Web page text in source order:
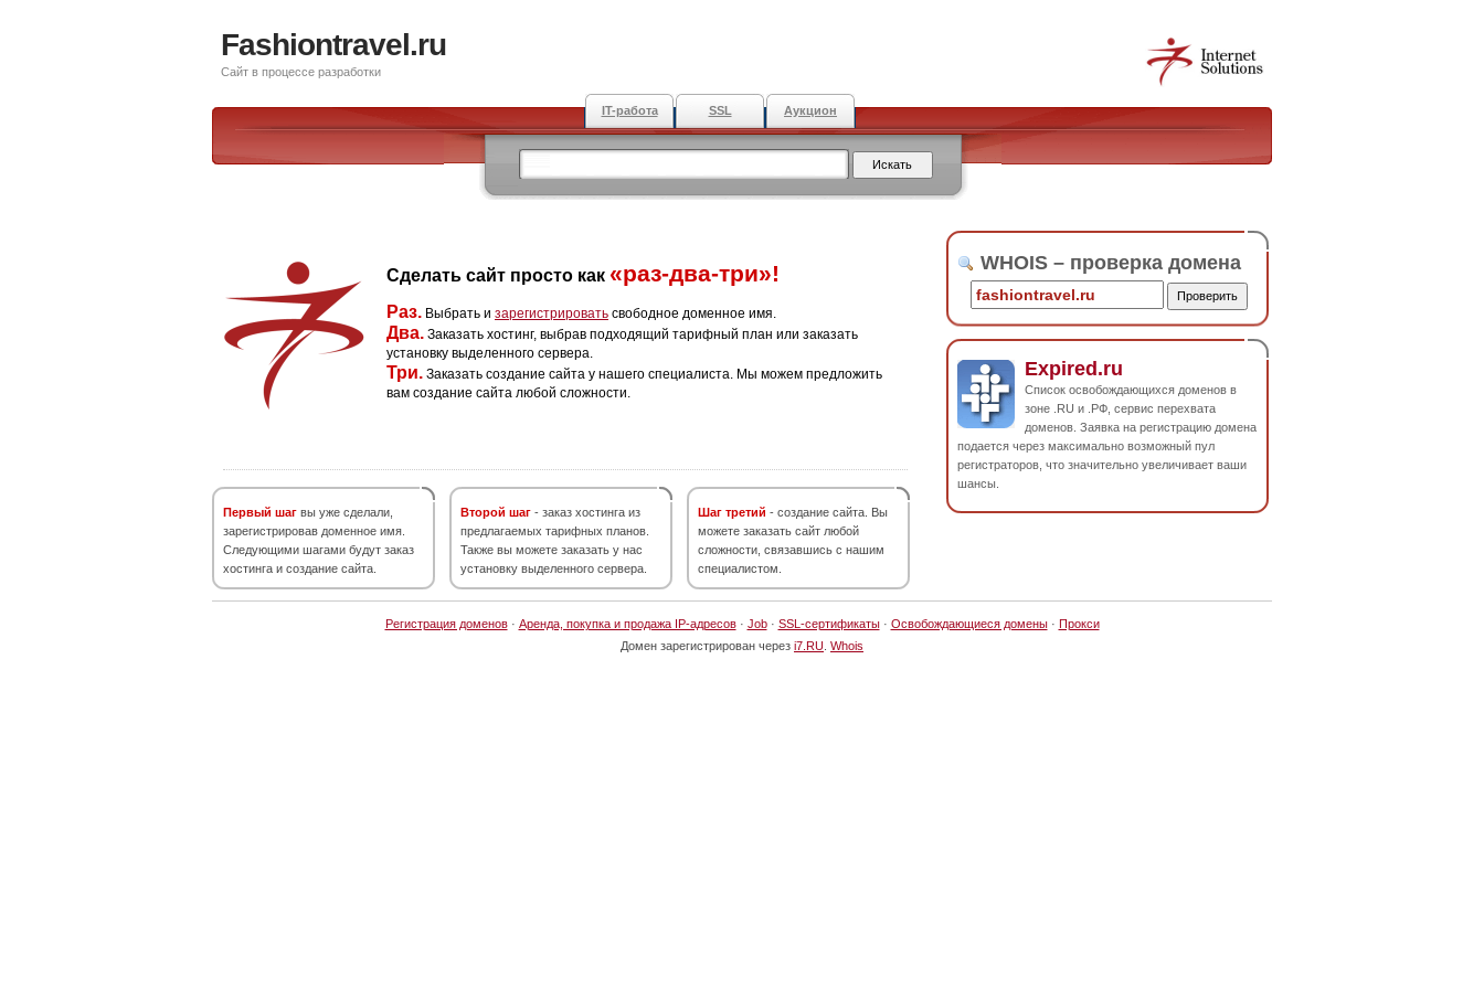
Fashiontravel.ru
Сайт в процессе разработки
IT-работа SSL Аукцион
Сделать сайт просто как «раз-два-три»!
Раз. Выбрать и зарегистрировать свободное доменное имя.
Два. Заказать хостинг, выбрав подходящий тарифный план или заказать
установку выделенного сервера.
Три. Заказать создание сайта у нашего специалиста. Мы можем предложить
вам создание сайта любой сложности.
Первый шаг вы уже сделали,
зарегистрировав доменное имя.
Следующими шагами будут заказ
хостинга и создание сайта.
Второй шаг - заказ хостинга из
предлагаемых тарифных планов.
Также вы можете заказать у нас
установку выделенного сервера.
Шаг третий - создание сайта. Вы
можете заказать сайт любой
сложности, связавшись с нашим
специалистом.
WHOIS – проверка домена
Expired.ru
Список освобождающихся доменов в
зоне .RU и .РФ, сервис перехвата
доменов. Заявка на регистрацию домена
подается через максимально возможный пул
регистраторов, что значительно увеличивает ваши
шансы.
Регистрация доменов· Аренда, покупка и продажа IP-адресов· Job· SSL-сертификаты· Освобождающиеся домены· Прокси
Домен зарегистрирован через i7.RU Whois